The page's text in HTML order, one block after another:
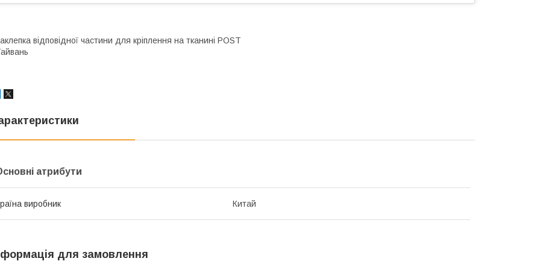
відповідної частини для кріплення на тканині POST
атрибути
виробник Китай
для замовлення